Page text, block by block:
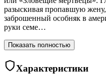
разыскивая пропавшую
заброшенный особняк в
руки семе…
Показать полностью
Характеристики